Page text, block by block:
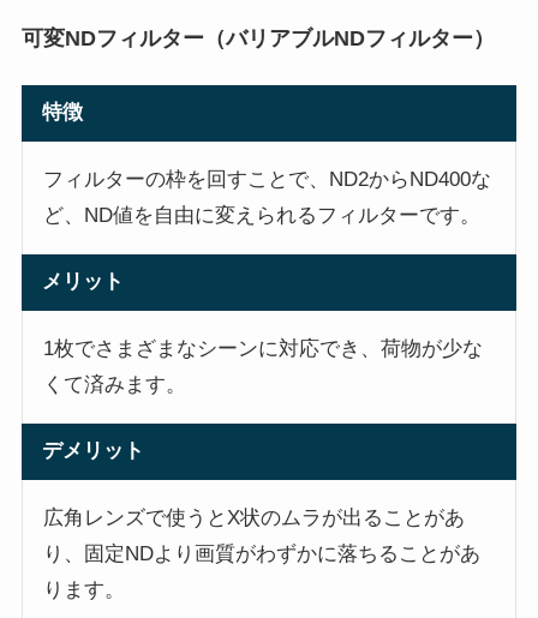
可変NDフィルター（バリアブルNDフィルター）
特徴
フィルターの枠を回すことで、ND2からND400な
ど、ND値を自由に変えられるフィルターです。
メリット
1枚でさまざまなシーンに対応でき、荷物が少な
くて済みます。
デメリット
広角レンズで使うとX状のムラが出ることがあ
り、固定NDより画質がわずかに落ちることがあ
ります。